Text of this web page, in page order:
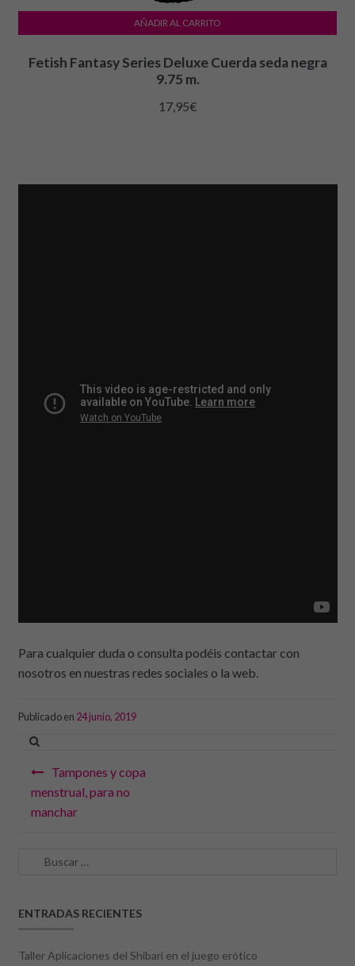
Fetish Fantasy Series Deluxe Cuerda seda negra
9.75 m.
17,95€
AÑADIR AL CARRITO
Para cualquier duda o consulta podéis contactar con
nosotros en nuestras redes sociales o la web.
Publicado en 24 junio, 2019
Navegación
de
entradas
Tampones y copa
menstrual, para no
manchar
Buscar:
ENTRADAS RECIENTES
Taller Aplicaciones del Shibari en el juego erótico